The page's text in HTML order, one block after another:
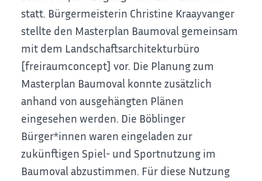
statt. Bürgermeisterin Christine Kraayvanger
stellte den Masterplan Baumoval gemeinsam
mit dem Landschaftsarchitekturbüro
[freiraumconcept] vor. Die Planung zum
Masterplan Baumoval konnte zusätzlich
anhand von ausgehängten Plänen
eingesehen werden. Die Böblinger
Bürger*innen waren eingeladen zur
zukünftigen Spiel- und Sportnutzung im
Baumoval abzustimmen. Für diese Nutzung